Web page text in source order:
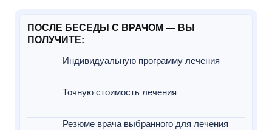
ПОСЛЕ БЕСЕДЫ С ВРАЧОМ — ВЫ
ПОЛУЧИТЕ:
Индивидуальную программу лечения
Точную стоимость лечения
Резюме врача выбранного для лечения